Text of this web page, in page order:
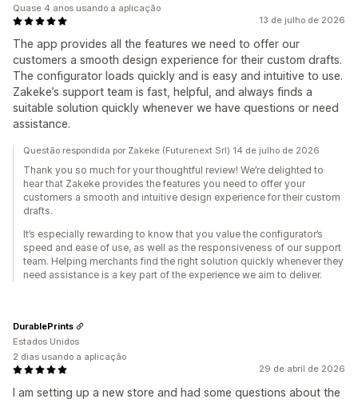
13 de julho de 2026
The app provides all the features we need to offer our
customers a smooth design experience for their custom drafts.
The configurator loads quickly and is easy and intuitive to use.
Zakeke’s support team is fast, helpful, and always finds a
suitable solution quickly whenever we have questions or need
assistance.
Quase 4 anos usando a aplicação
Questão respondida por Zakeke (Futurenext Srl) 14 de julho de 2026
Thank you so much for your thoughtful review! We’re delighted to
hear that Zakeke provides the features you need to offer your
customers a smooth and intuitive design experience for their custom
drafts.
It’s especially rewarding to know that you value the configurator’s
speed and ease of use, as well as the responsiveness of our support
team. Helping merchants find the right solution quickly whenever they
need assistance is a key part of the experience we aim to deliver.
29 de abril de 2026
I am setting up a new store and had some questions about the
DurablePrints
Estados Unidos
2 dias usando a aplicação